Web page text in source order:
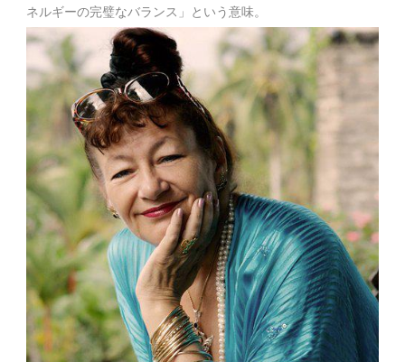
ネルギーの完璧なバランス」という意味。